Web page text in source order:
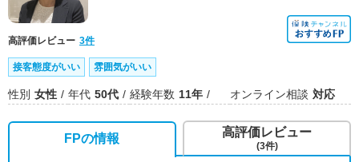
高評価レビュー 3件
接客態度がいい 雰囲気がいい
性別 女性 年代 50代 経験年数 11年 オンライン相談 対応
FPの情報 高評価レビュー
(3件)